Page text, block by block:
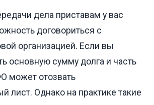
дела приставам у вас
договориться с
организацией. Если вы
основную сумму долга и часть
может отозвать
лист. Однако на практике такие